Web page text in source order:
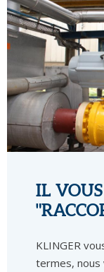
IL
KLINGER
termes, nous